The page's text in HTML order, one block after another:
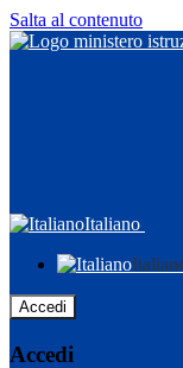
Salta al contenuto
Italiano
Accedi
Accedi